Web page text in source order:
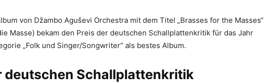
von Džambo Aguševi Orchestra mit dem Titel „Brasses for the Masses“
Masse) bekam den Preis der deutschen Schallplattenkritik für das Jahr
„Folk und Singer/Songwriter“ als bestes Album.
deutschen Schallplattenkritik